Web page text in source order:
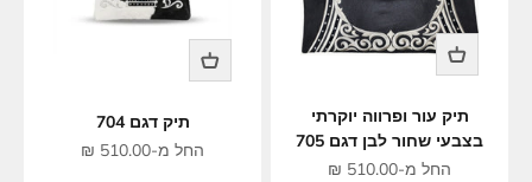
תיק עור ופרווה יוקרתי
בצבעי שחור לבן דגם 705
מחיר מבצע
החל מ-510.00 ₪
תיק דגם 704
מחיר מבצע
החל מ-510.00 ₪